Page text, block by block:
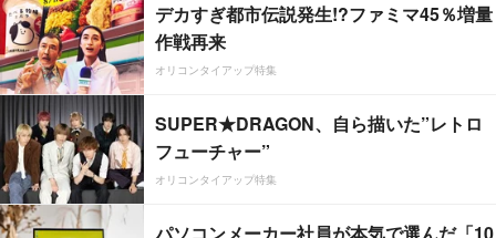
デカすぎ都市伝説発生!?ファミマ45％増量
作戦再来
オリコンタイアップ特集
SUPER★DRAGON、自ら描いた”レトロ
フューチャー”
オリコンタイアップ特集